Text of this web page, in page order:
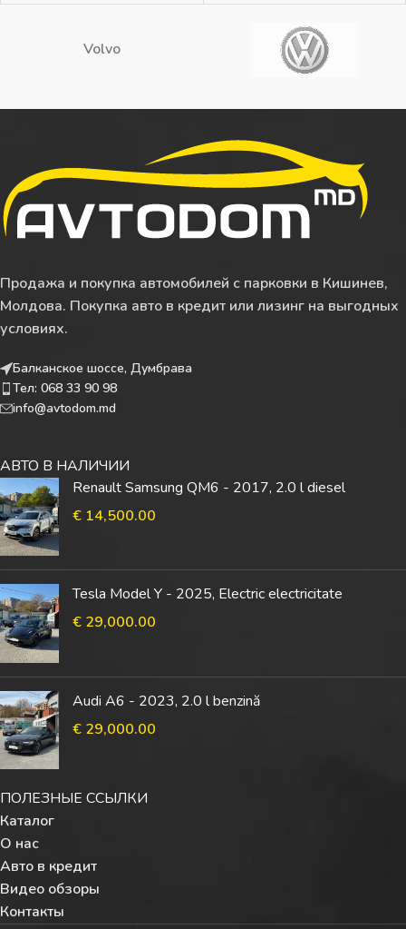
Volvo
Продажа и покупка автомобилей с парковки в Кишинев,
Молдова. Покупка авто в кредит или лизинг на выгодных
условиях.
Балканское шоссе, Думбрава
Тел: 068 33 90 98
info@avtodom.md
АВТО В НАЛИЧИИ
Renault Samsung QM6 - 2017, 2.0 l diesel
€ 14,500.00
Tesla Model Y - 2025, Electric electricitate
€ 29,000.00
Audi A6 - 2023, 2.0 l benzină
€ 29,000.00
ПОЛЕЗНЫЕ ССЫЛКИ
Каталог
О нас
Авто в кредит
Видео обзоры
Контакты